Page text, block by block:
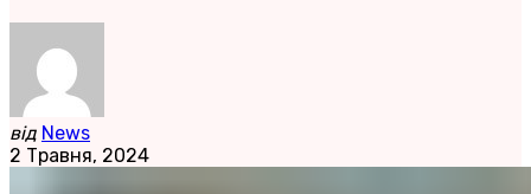
від News
2 Травня, 2024